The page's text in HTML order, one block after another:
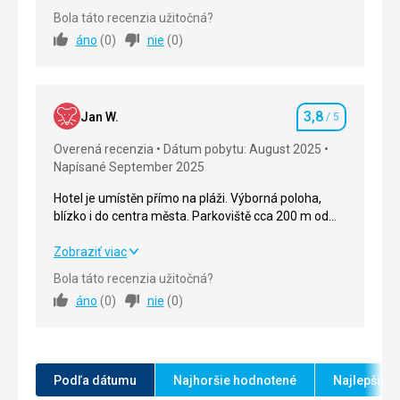
Strava
Okolie 4,0/ 5
Služby 4,0
čistá pláž, plážový servis v ceně.
Strava
nemělo to chybu
koutu.
Bola táto recenzia užitočná?
áno (0) nie (0)
Jan W. Hodnotenie
3,8 / 5
Overená recenzia
Dátum pobytu: August 2025
Napísané September 2025
Hotel je umístěn přímo na pláži. Výborná poloha,
blízko i do centra města. Parkoviště cca 200 m od
Hotel je umístěn přímo na pláži. Výborná poloha,
hotelu.
Okolie 4,0/ 5
Zobraziť viac
Bola táto recenzia užitočná?
áno (0) nie (0)
Podľa dátumu Najhoršie hodnotené Najlepšie